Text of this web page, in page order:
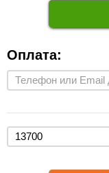
Оплата: